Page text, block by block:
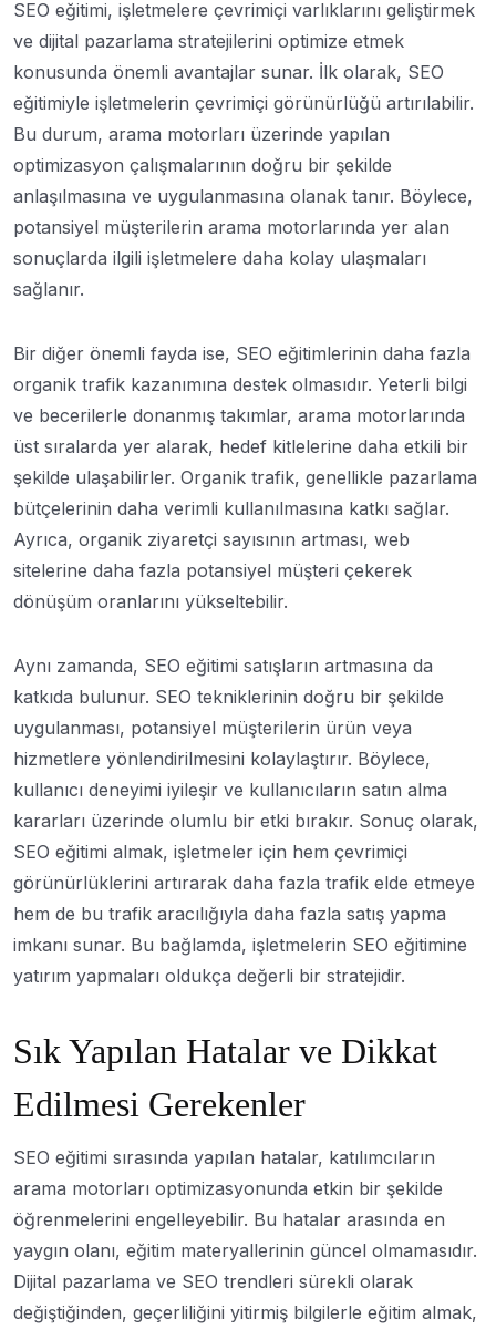
SEO eğitimi, işletmelere çevrimiçi varlıklarını geliştirmek
ve dijital pazarlama stratejilerini optimize etmek
konusunda önemli avantajlar sunar. İlk olarak, SEO
eğitimiyle işletmelerin çevrimiçi görünürlüğü artırılabilir.
Bu durum, arama motorları üzerinde yapılan
optimizasyon çalışmalarının doğru bir şekilde
anlaşılmasına ve uygulanmasına olanak tanır. Böylece,
potansiyel müşterilerin arama motorlarında yer alan
sonuçlarda ilgili işletmelere daha kolay ulaşmaları
sağlanır.
Bir diğer önemli fayda ise, SEO eğitimlerinin daha fazla
organik trafik kazanımına destek olmasıdır. Yeterli bilgi
ve becerilerle donanmış takımlar, arama motorlarında
üst sıralarda yer alarak, hedef kitlelerine daha etkili bir
şekilde ulaşabilirler. Organik trafik, genellikle pazarlama
bütçelerinin daha verimli kullanılmasına katkı sağlar.
Ayrıca, organik ziyaretçi sayısının artması, web
sitelerine daha fazla potansiyel müşteri çekerek
dönüşüm oranlarını yükseltebilir.
Aynı zamanda, SEO eğitimi satışların artmasına da
katkıda bulunur. SEO tekniklerinin doğru bir şekilde
uygulanması, potansiyel müşterilerin ürün veya
hizmetlere yönlendirilmesini kolaylaştırır. Böylece,
kullanıcı deneyimi iyileşir ve kullanıcıların satın alma
kararları üzerinde olumlu bir etki bırakır. Sonuç olarak,
SEO eğitimi almak, işletmeler için hem çevrimiçi
görünürlüklerini artırarak daha fazla trafik elde etmeye
hem de bu trafik aracılığıyla daha fazla satış yapma
imkanı sunar. Bu bağlamda, işletmelerin SEO eğitimine
yatırım yapmaları oldukça değerli bir stratejidir.
Sık Yapılan Hatalar ve Dikkat
Edilmesi Gerekenler
SEO eğitimi sırasında yapılan hatalar, katılımcıların
arama motorları optimizasyonunda etkin bir şekilde
öğrenmelerini engelleyebilir. Bu hatalar arasında en
yaygın olanı, eğitim materyallerinin güncel olmamasıdır.
Dijital pazarlama ve SEO trendleri sürekli olarak
değiştiğinden, geçerliliğini yitirmiş bilgilerle eğitim almak,